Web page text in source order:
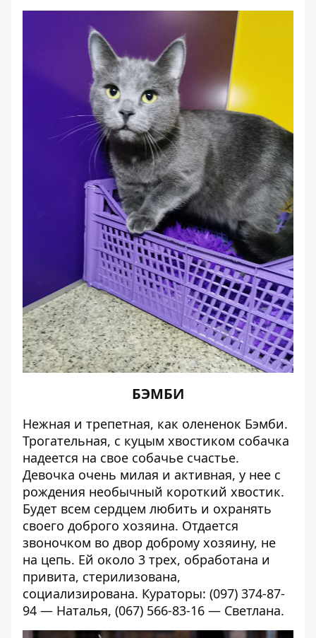
БЭМБИ
Нежная и трепетная, как олененок Бэмби.
Трогательная, с куцым хвостиком собачка
надеется на свое собачье счастье.
Девочка очень милая и активная, у нее с
рождения необычный короткий хвостик.
Будет всем сердцем любить и охранять
своего доброго хозяина. Отдается
звоночком во двор доброму хозяину, не
на цепь. Ей около 3 трех, обработана и
привита, стерилизована,
социализирована. Кураторы: (097) 374-87-
94 — Наталья, (067) 566-83-16 — Светлана.